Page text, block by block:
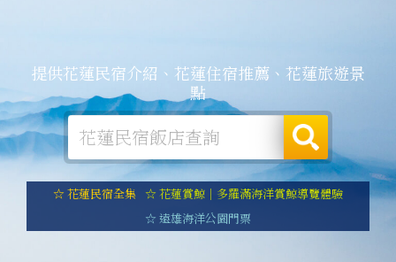
提供花蓮民宿介紹、花蓮住宿推薦、花蓮旅遊景
點
☆ 花蓮民宿全集 ☆ 花蓮賞鯨｜多羅滿海洋賞鯨導覽體驗
☆ 遠雄海洋公園門票